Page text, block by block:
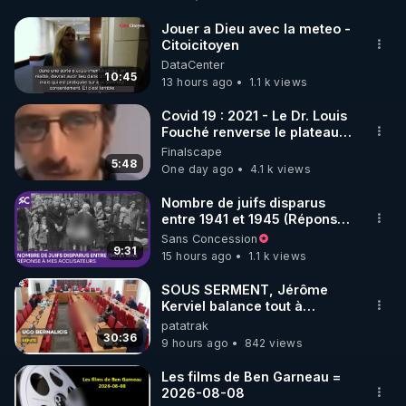
🌱 INSTAGRAM
https://www.instagram.com/rdlr_thierrycasasnovas/
http://rgnr.li/instagram
🌱 LA NEWSLETTER
Pour ne pas rater l’actualité RGNR (stages,
http://rgnr.li/news
🌱 VIDÉOS NON CENSURÉES SUR ODYSEE
Toutes les vidéos Youtube sont aussi sur la
http://rgnr.li/odysee
🌱 LES STAGES EN PRÉSENTIEL
10:45
Jouer a Dieu avec la meteo -
Citoicitoyen
DataCenter
13 hours ago
1.1 k views
5:48
Covid 19 : 2021 - Le Dr. Louis
Fouché renverse le plateau
de CNews !
Finalscape
One day ago
4.1 k views
9:31
Nombre de juifs disparus
entre 1941 et 1945 (Réponse
à mes accusateurs)
Sans Concession
15 hours ago
1.1 k views
30:36
SOUS SERMENT, Jérôme
Kerviel balance tout à
l'Assemblée !
patatrak
9 hours ago
842 views
Les films de Ben Garneau =
2026-08-08